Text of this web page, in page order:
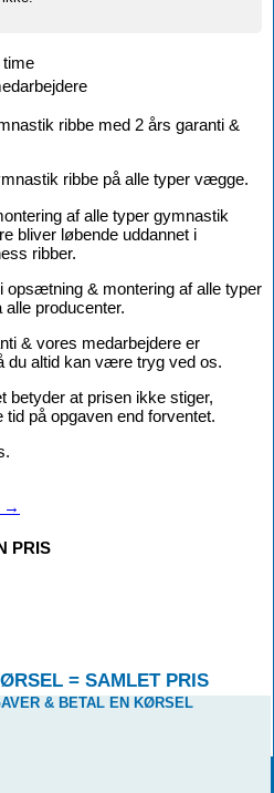
time
ribbe med 2 års garanti &
ribbe på alle typer vægge.
af alle typer gymnastik
bliver løbende uddannet i
ribber.
opsætning & montering af alle typer
producenter.
& vores medarbejdere er
du altid kan være tryg ved os.
betyder at prisen ikke stiger,
på opgaven end forventet.
→
PRIS
= SAMLET PRIS
& BETAL EN KØRSEL